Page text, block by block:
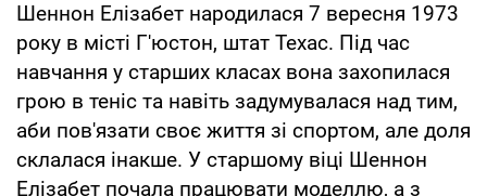
Шеннон Елізабет народилася 7 вересня 1973
року в місті Г'юстон, штат Техас. Під час
навчання у старших класах вона захопилася
грою в теніс та навіть задумувалася над тим,
аби пов'язати своє життя зі спортом, але доля
склалася інакше. У старшому віці Шеннон
Елізабет почала працювати моделлю, а з